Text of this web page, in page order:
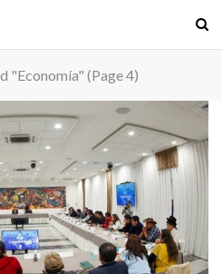
"Economía" (Page 4)